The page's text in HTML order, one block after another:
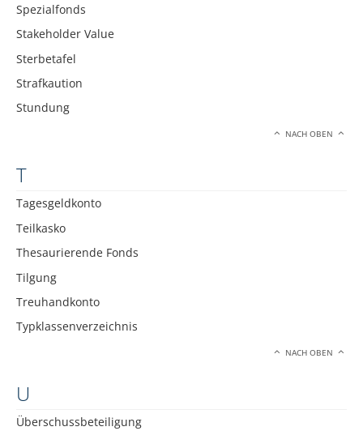
Spezialfonds
Stakeholder Value
Sterbetafel
Strafkaution
Stundung
NACH OBEN
T
Tagesgeldkonto
Teilkasko
Thesaurierende Fonds
Tilgung
Treuhandkonto
Typklassenverzeichnis
NACH OBEN
U
Überschussbeteiligung